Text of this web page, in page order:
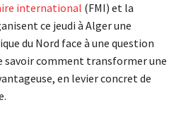
international (FMI) et la
ce jeudi à Alger une
du Nord face à une question
savoir comment transformer une
en levier concret de